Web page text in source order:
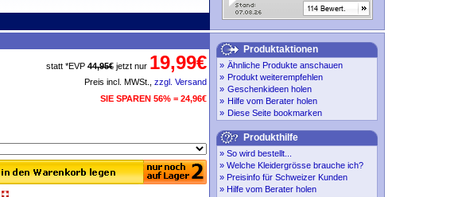
statt *EVP 44,95€ jetzt nur 19,99€
Preis incl. MWSt., zzgl. Versand
SIE SPAREN 56% = 24,96€
Produktaktionen
» Ähnliche Produkte anschauen
» Produkt weiterempfehlen
» Geschenkideen holen
» Hilfe vom Berater holen
» Diese Seite bookmarken
Produkthilfe
» So wird bestellt...
» Welche Kleidergrösse brauche ich?
» Preisinfo für Schweizer Kunden
» Hilfe vom Berater holen